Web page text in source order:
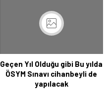
Geçen Yıl Olduğu gibi Bu yılda
ÖSYM Sınavı cihanbeyli de
yapılacak